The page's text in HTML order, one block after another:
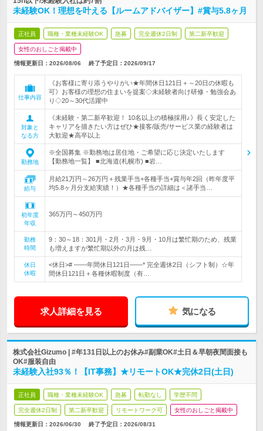
未経験OK！理想を叶える【ルームアドバイザー】#賞与5.8ヶ月
正社員 職種・業種未経験OK 急募 完全週休2日制 第二新卒歓迎
女性のおしごと掲載中
情報更新日：2026/08/06 終了予定日： 2026/09/17
仕事内容
《お客様に寄り添うやりがい★年間休日121日＋～20日の休暇も
可》お客様の理想の住まいを提案◇未経験者向け研修・勉強会あ
り◇20～30代活躍中
対象と
なる方
《未経験・第二新卒歓迎！ 10名以上の積極採用♪》長く安定した
キャリアを描きたい方はぜひ★接客/販売/サービス業の経験者は
大歓迎★高卒以上
勤務地
※全国募集 ※勤務地は居住地・ご希望に応じ決定いたします
【勤務地一覧】 ■北海道(札幌市) ■岩…
給与
月給21万円～26万円＋残業手当+各種手当+賞与年2回（昨年度平
均5.8ヶ月分支給実績！）★各種手当の詳細は＜諸手当…
初年度
年収
365万円～450万円
勤務
時間
9：30～18：301月・2月・3月・9月・10月は繁忙期のため、残業
も増えますが繁忙期以外の月は残…
休日
休暇
<休日># ――年間休日121日――* 完全週休2日（シフト制）☆年
間休日121日＋各種休暇制度（有…
求人詳細を見る 気になる
株式会社Gizumo | #年131日以上のお休み#副業OK#土日＆早朝夜間面接も
OK#服装自由
未経験入社93％！【IT事務】★リモートOK★完休2日(土日)
正社員 職種・業種未経験OK 急募 転勤なし 学歴不問
完全週休2日制 第二新卒歓迎 リモートワーク可 女性のおしごと掲載中
情報更新日：2026/06/30 終了予定日： 2026/08/31